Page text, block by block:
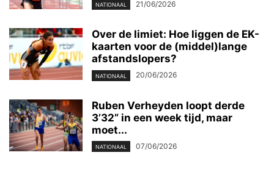
NATIONAAL 21/06/2026
Over de limiet: Hoe liggen de EK-
kaarten voor de (middel)lange
afstandslopers?
NATIONAAL 20/06/2026
Ruben Verheyden loopt derde
3’32” in een week tijd, maar
moet...
NATIONAAL 07/06/2026